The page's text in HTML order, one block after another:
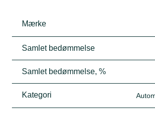
Mærke
Samlet bedømmelse
Samlet bedømmelse, %
Kategori